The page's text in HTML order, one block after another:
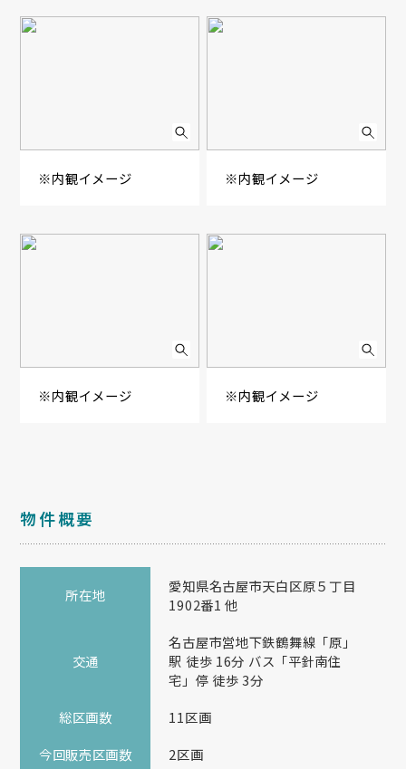
※内観イメージ ※内観イメージ
※内観イメージ ※内観イメージ
物件概要
所在地
愛知県名古屋市天白区原５丁目
1902番1 他
交通
名古屋市営地下鉄鶴舞線「原」
駅 徒歩 16分 バス「平針南住
宅」停 徒歩 3分
総区画数
11区画
今回販売区画数
2区画